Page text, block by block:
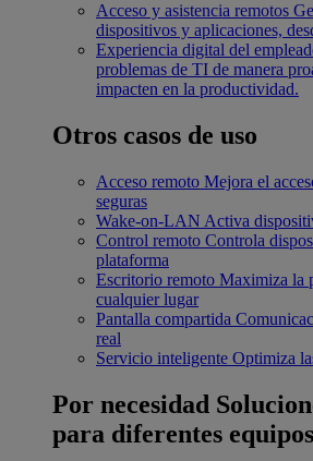
Acceso y asistencia remotos
dispositivos y aplicaciones,
Experiencia digital del
problemas de TI de manera
impacten en la productividad.
Otros casos de uso
Acceso remoto Mejora el
seguras
Wake-on-LAN Activa
Control remoto Controla
plataforma
Escritorio remoto Maximiza la
cualquier lugar
Pantalla compartida
real
Servicio inteligente Optimiza
Por necesidad
para diferentes equipos